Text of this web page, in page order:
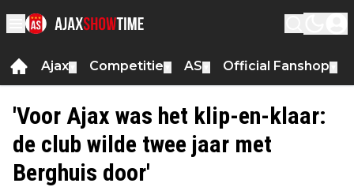
Ajax Competitie AS Official Fanshop
'Voor Ajax was het klip-en-klaar:
de club wilde twee jaar met
Berghuis door'